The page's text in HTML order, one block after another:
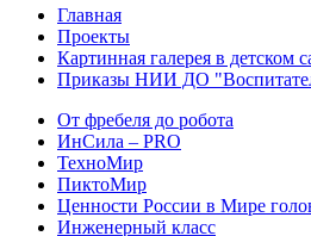
Главная
Проекты
Картинная галерея в детском
Приказы НИИ ДО
От фребеля до робота
ИнСила – PRO
ТехноМир
ПиктоМир
Ценности России в Мире
Инженерный класс